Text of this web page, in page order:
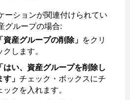
ーションが関連付けられてい
グループの場合:
「資産グループの削除」 をクリ
クします。
「はい、資産グループを削除し
す」 チェック・ボックスにチ
ックを入れます。